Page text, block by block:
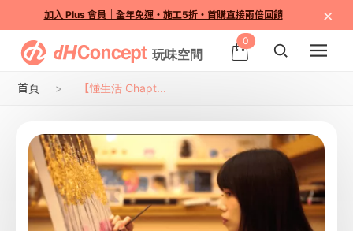
加入 Plus 會員｜全年免運・施工5折・首購直接兩倍回饋 ×
0
首頁 【懂生活 Chapt...